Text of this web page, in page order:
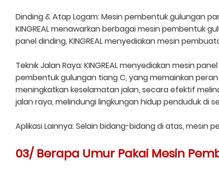
Dinding & Atap Logam: Mesin pembentuk gulungan
KINGREAL menawarkan berbagai mesin pembentuk
panel dinding, KINGREAL menyediakan mesin
Teknik Jalan Raya: KINGREAL menyediakan mesin
pembentuk gulungan tiang C, yang memainkan
meningkatkan keselamatan jalan, secara efektif
jalan raya, melindungi lingkungan hidup penduduk di
Aplikasi Lainnya: Selain bidang-bidang di atas, mesin
03/ Berapa Umur Pakai Mesin